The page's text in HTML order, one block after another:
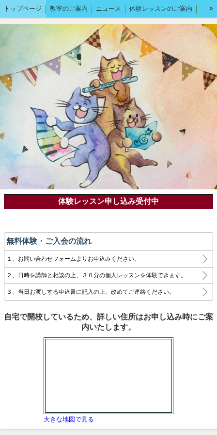
トップページ 教室のご案内 ニュース 体験レッスンのご案内
講師の小部屋 イベント情報
»
体験レッスン申し込み受付中
無料体験・ご入会の流れ
１、お問い合わせフォームよりお申込みください。
２、日時を講師と相談の上、３０分の個人レッスンを体験できます。
３、当日お渡しする申込書に記入の上、改めてご連絡ください。
自宅で開校しているため、詳しい住所はお申し込み時にご案
内いたします。
大きな地図で見る